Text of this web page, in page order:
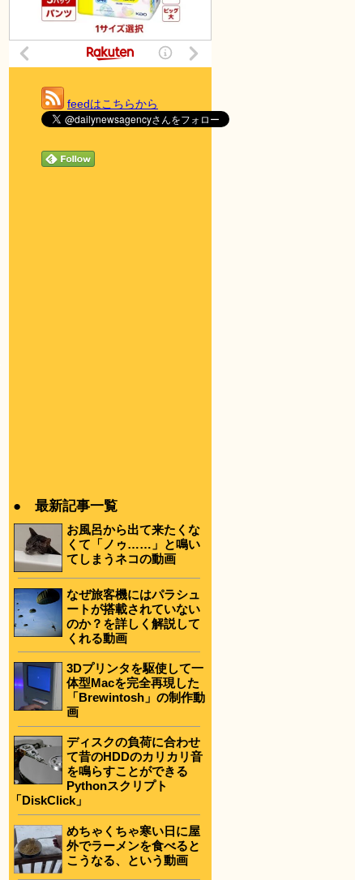
feedはこちらから
● 最新記事一覧
お風呂から出て来たくな
くて「ノゥ……」と鳴い
てしまうネコの動画
なぜ旅客機にはパラシュ
ートが搭載されていない
のか？を詳しく解説して
くれる動画
3Dプリンタを駆使して一
体型Macを完全再現した
「Brewintosh」の制作動
画
ディスクの負荷に合わせ
て昔のHDDのカリカリ音
を鳴らすことができる
Pythonスクリプト
「DiskClick」
めちゃくちゃ寒い日に屋
外でラーメンを食べると
こうなる、という動画